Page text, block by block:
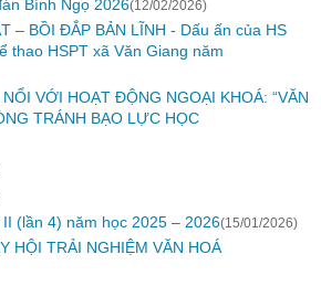
Bính Ngọ 2026(12/02/2026)
– BỒI ĐẮP BẢN LĨNH - Dấu ấn của HS
thao HSPT xã Văn Giang năm
VỚI HOẠT ĐỘNG NGOẠI KHOÁ: “VĂN
TRÁNH BẠO LỰC HỌC
(lần 4) năm học 2025 – 2026(15/01/2026)
HỘI TRẢI NGHIỆM VĂN HOÁ